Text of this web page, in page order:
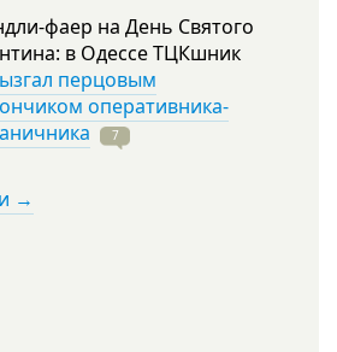
фаер на День Святого
в Одессе ТЦКшник
перцовым
оперативника-
7
→